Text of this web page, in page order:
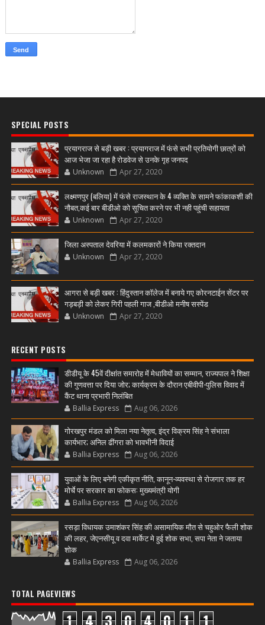
SPECIAL POSTS
प्रयागराज से बड़ी खबर : प्रयागराज में फंसे सभी प्रतियोगी छात्रों को
आज भेजा जा रहा है रोडवेज से उनके गृह जनपद
Unknown Apr 27, 2020
लक्ष्मणपुर (बलिया) में फंसे राजस्थान के 4 व्यक्ति के सामने फांकाकशी की
नौबत,कई बार बीडीओ को सूचित करने पर भी नही पहुंची सहायता
Unknown Apr 27, 2020
जिला अस्पताल देवरिया में कलमकारों ने किया रक्तदान
Unknown Apr 27, 2020
आगरा से बड़ी खबर : हिंदुस्तान कॉलेज में बनाये गए कोरनटाईन सेंटर पर
गड़बड़ी को लेकर गिरी पहली गाज ,बीडीओ मनीष सस्पेंड
Unknown Apr 27, 2020
RECENT POSTS
डीडीयू के 45वें दीक्षांत समारोह में मेधावियों का सम्मान, राज्यपाल ने शिक्षा
की गुणवत्ता पर दिया जोर; कार्यक्रम के दौरान एबीवीपी-पुलिस विवाद में
कैंट थाना प्रभारी निलंबित
Ballia Express Aug 06, 2026
गोरखपुर मंडल को मिला नया नेतृत्व, इंद्र विक्रम सिंह ने संभाला
कार्यभार; अनिल ढींगरा को भावभीनी विदाई
Ballia Express Aug 06, 2026
युवाओं के लिए बनेगी एकीकृत नीति, कानून-व्यवस्था से रोजगार तक हर
मोर्चे पर सरकार का फोकस: मुख्यमंत्री योगी
Ballia Express Aug 06, 2026
रसड़ा विधायक उमाशंकर सिंह की असामायिक मौत से चहुओर फैली शोक
की लहर, जेएनसीयू व दवा मार्केट मे हुई शोक सभा, सपा नेता ने जताया
शोक
Ballia Express Aug 06, 2026
TOTAL PAGEVIEWS
1 4 3 0 4 0 1 1